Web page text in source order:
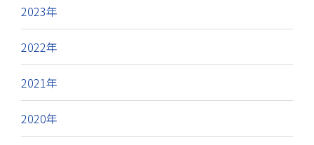
2023年
2022年
2021年
2020年